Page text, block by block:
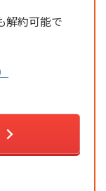
解約可能で